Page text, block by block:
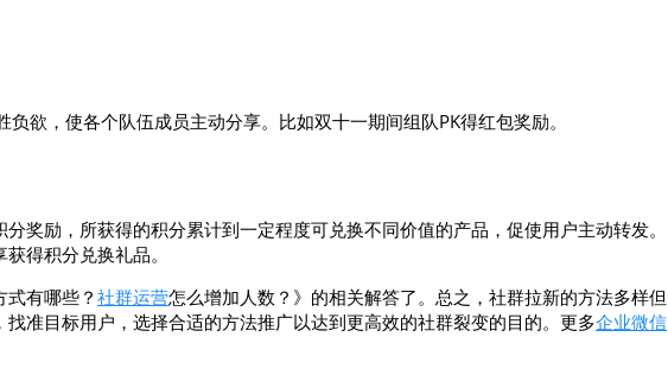
欲，使各个队伍成员主动分享。比如双十一期间组队PK得红包奖励。
奖励，所获得的积分累计到一定程度可兑换不同价值的产品，促使用户主动转发。
得积分兑换礼品。
式有哪些？ 社群运营怎么增加人数？》的相关解答了。总之，社群拉新的方法多样但
准目标用户，选择合适的方法推广以达到更高效的社群裂变的目的。更多企业微信